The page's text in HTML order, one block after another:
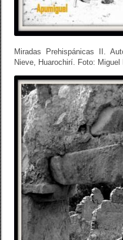
Miradas Prehispánicas II.
Nieve, Huarochirí. Foto: Miguel